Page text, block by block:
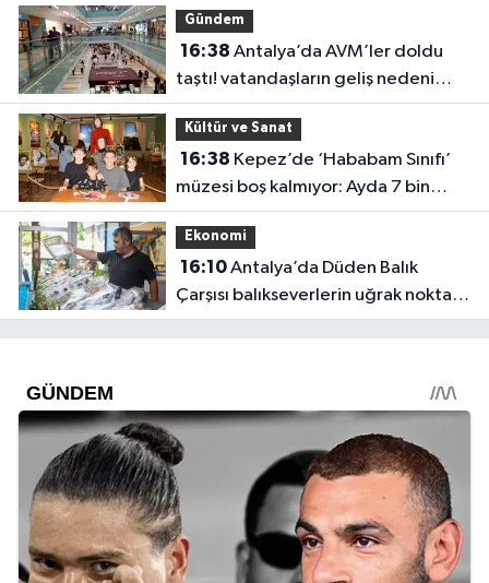
Gündem
16:38
taştı! vatandaşların geliş nedeni
farklı çıktı
Kültür ve Sanat
16:38
müzesi boş kalmıyor: Ayda 7 bin
ziyaretçi
Ekonomi
16:10Antalya’da Düden Balık
Çarşısı balıkseverlerin uğrak noktası
oldu